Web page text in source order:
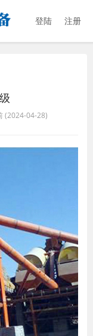
登陆 注册
(2024-04-28)